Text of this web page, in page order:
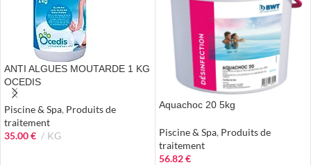
ANTI ALGUES MOUTARDE 1 KG
OCEDIS
Piscine & Spa, Produits de
traitement
35.00€ KG
Aquachoc 20 5kg
Piscine & Spa, Produits de
traitement
56.82€